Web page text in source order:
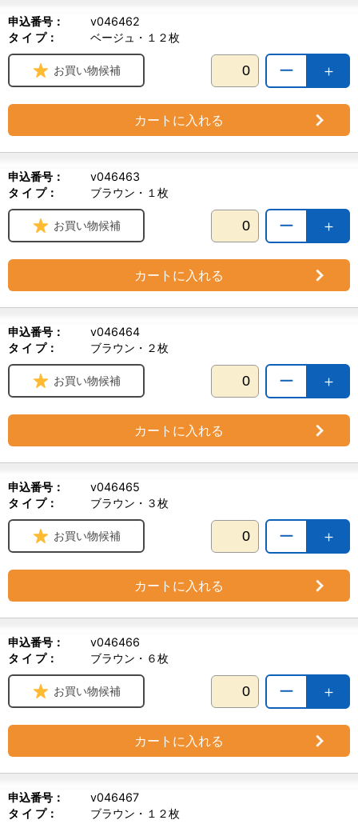
申込番号：
v046462
タ イ プ：
ベージュ・１２枚
＋
ー
お買い物候補
カートに入れる
申込番号：
v046463
タ イ プ：
ブラウン・１枚
＋
ー
お買い物候補
カートに入れる
申込番号：
v046464
タ イ プ：
ブラウン・２枚
＋
ー
お買い物候補
カートに入れる
申込番号：
v046465
タ イ プ：
ブラウン・３枚
＋
ー
お買い物候補
カートに入れる
申込番号：
v046466
タ イ プ：
ブラウン・６枚
＋
ー
お買い物候補
カートに入れる
申込番号：
v046467
タ イ プ：
ブラウン・１２枚